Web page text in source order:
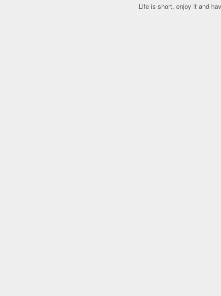
Life is short, enjoy it and